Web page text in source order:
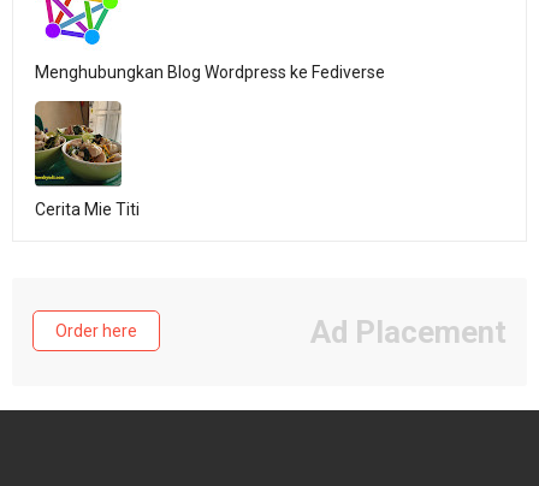
Menghubungkan Blog Wordpress ke Fediverse
Cerita Mie Titi
Order here Ad Placement